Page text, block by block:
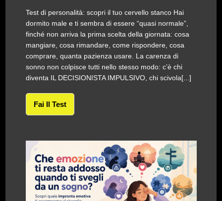
Test di personalità: scopri il tuo cervello stanco Hai
dormito male e ti sembra di essere “quasi normale”,
finché non arriva la prima scelta della giornata: cosa
mangiare, cosa rimandare, come rispondere, cosa
comprare, quanta pazienza usare. La carenza di
sonno non colpisce tutti nello stesso modo: c’è chi
diventa IL DECISIONISTA IMPULSIVO, chi scivola[...]
Fai Il Test